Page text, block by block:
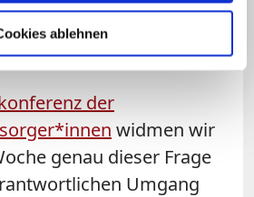
ablehnen
müssen praktische
der
widmen wir
genau dieser Frage
Umgang